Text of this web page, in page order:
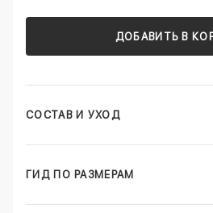
ДОБАВИТЬ В
СОСТАВ И УХОД
ГИД ПО РАЗМЕРАМ